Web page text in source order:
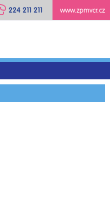
www.zpmvcr.cz
224 211 211